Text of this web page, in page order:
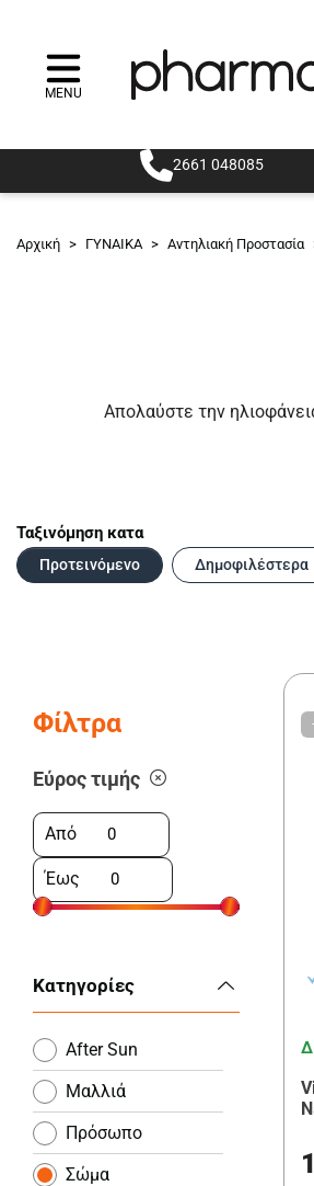
Menu
MENU
2661 048085
Αρχική > ΓΥΝΑΙΚΑ > Αντηλιακή Προστασία
Απολαύστε την
Ταξινόμηση κατα
Προτεινόμενο Δημοφιλέστερα
Φίλτρα
Εύρος τιμής
Από
Έως
Κατηγορίες
After Sun
Μαλλιά
Πρόσωπο
Σώμα